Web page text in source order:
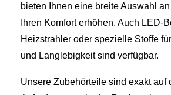
bieten Ihnen eine breite Auswahl
Ihren Komfort erhöhen. Auch LED-
Heizstrahler oder spezielle Stoffe
und Langlebigkeit sind verfügbar.
Unsere Zubehörteile sind exakt auf